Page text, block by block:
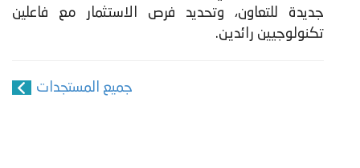
جديدة للتعاون، وتحديد فرص الاستثمار مع فاعلين
تكنولوجيين رائدين.
جميع المستجدات